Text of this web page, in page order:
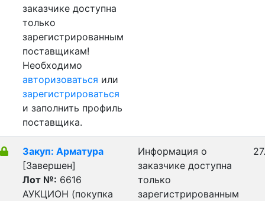
заказчике доступна
только
зарегистрированным
поставщикам!
Необходимо
авторизоваться или
зарегистрироваться
и заполнить профиль
поставщика.
Закуп: Арматура
[Завершен]
Лот №: 6616
АУКЦИОН (покупка
Информация о
заказчике доступна
только
зарегистрированным